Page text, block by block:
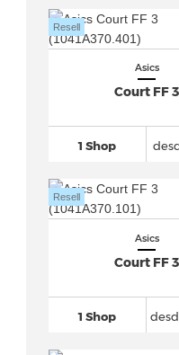
Asics
Court FF 3
1 Shop
Resell
Asics
Court FF 3
1 Shop
Resell